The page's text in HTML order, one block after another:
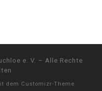
e. V. – Alle Rechte
dem Customizr-Theme